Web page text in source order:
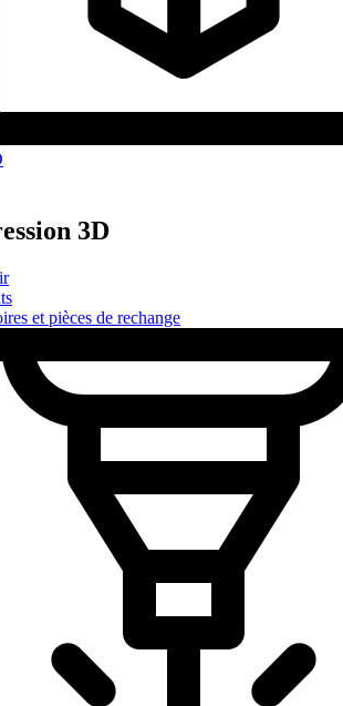
3D
et pièces de rechange